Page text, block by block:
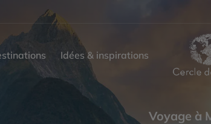
Idées & inspirations
Voyage à